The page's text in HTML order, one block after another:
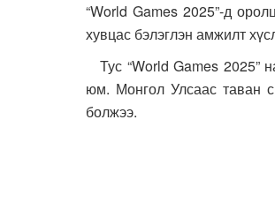
“World Games 2025”-д
хувцас бэлэглэн амжилт
Тус “World Games 2025”
юм. Монгол Улсаас таван
болжээ.